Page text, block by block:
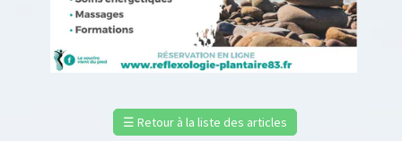
☰ Retour à la liste des articles